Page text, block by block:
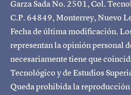
Garza Sada No. 2501, Col.
C.P. 64849, Monterrey, Nuevo
Fecha de última modificación.
representan la opinión personal
necesariamente tiene que
Tecnológico y de Estudios
Queda prohibida la